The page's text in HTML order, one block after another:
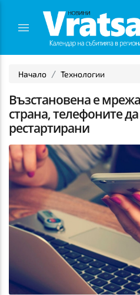
Начало Технологии
Възстановена е
страна, телефоните
рестартирани